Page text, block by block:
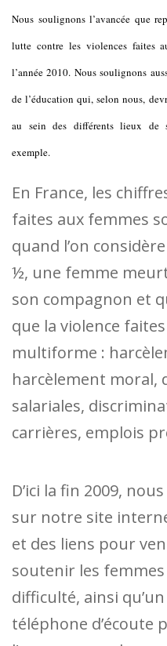
Nous soulignons l’avancée que
lutte contre les violences faites
l’année 2010. Nous soulignons
de l’éducation qui, selon nous,
au sein des différents lieux de
exemple.
En France, les
faites aux femmes
quand l’on
½, une femme
son compagnon et
que la violence
multiforme :
harcèlement moral,
salariales,
carrières, emplois
D’ici la fin 2009,
sur notre site
et des liens pour
soutenir les
difficulté, ainsi
téléphone d’écoute